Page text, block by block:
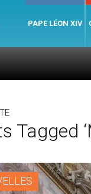
PAPE LÉON XIV
Tagged